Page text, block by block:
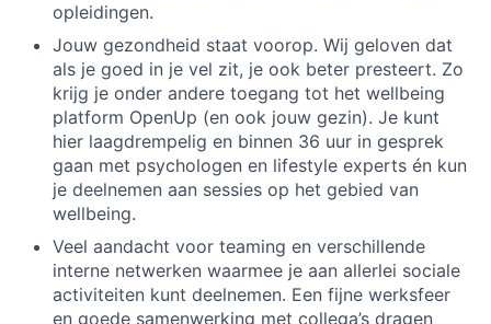
opleidingen.
Jouw gezondheid staat voorop. Wij geloven dat
als je goed in je vel zit, je ook beter presteert. Zo
krijg je onder andere toegang tot het wellbeing
platform OpenUp (en ook jouw gezin). Je kunt
hier laagdrempelig en binnen 36 uur in gesprek
gaan met psychologen en lifestyle experts én kun
je deelnemen aan sessies op het gebied van
wellbeing.
Veel aandacht voor teaming en verschillende
interne netwerken waarmee je aan allerlei sociale
activiteiten kunt deelnemen. Een fijne werksfeer
en goede samenwerking met collega’s dragen